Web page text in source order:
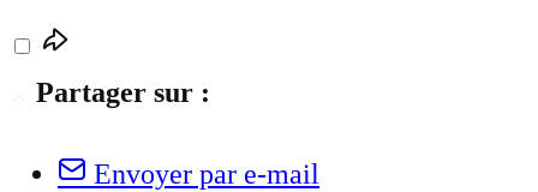
Partager sur :
Envoyer par e-mail